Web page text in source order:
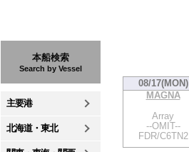
本船検索
Search by Vessel
主要港
北海道・東北
08/17(MON)
MAGNA
Array
--OMIT--
FDR/C6TN2